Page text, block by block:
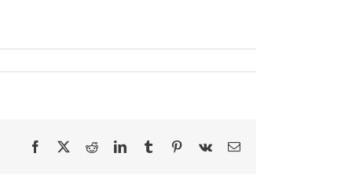
Facebook RedditLinkedInTumblr Pinterest
Vk
E-